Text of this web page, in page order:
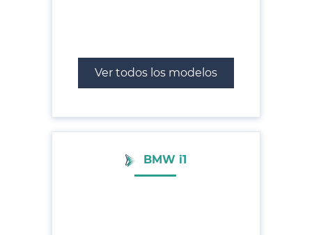
Ver todos los modelos
BMW i1